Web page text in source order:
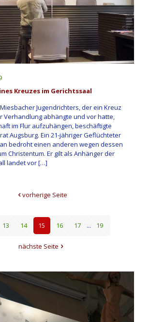
Kreuzes im Gerichtssaal
Jugendrichters, der ein Kreuz
Verhandlung abhängte und vor hatte,
im Flur aufzuhängen, beschäftigte
Augsburg. Ein 21-jähriger Geflüchteter
bedroht einen anderen wegen dessen
Christentum. Er gilt als Anhänger der
landet vor[…]
vorherige Seite
13 14 15 16 17 ... 19
nächste Seite